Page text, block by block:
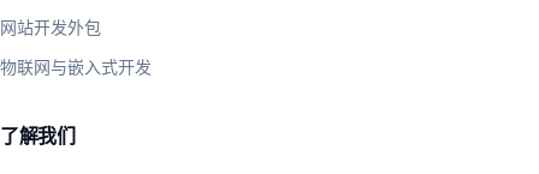
网站开发外包
物联网与嵌入式开发
了解我们